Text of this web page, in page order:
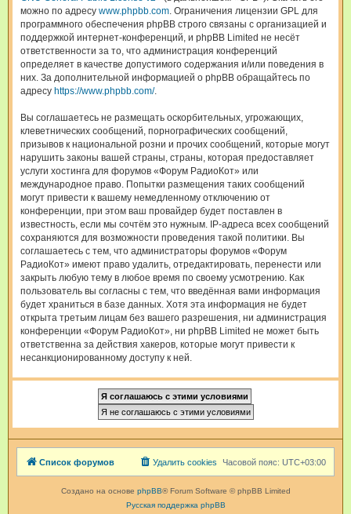
можно по адресу www.phpbb.com. Ограничения лицензии GPL для
программного обеспечения phpBB строго связаны с организацией и
поддержкой интернет-конференций, и phpBB Limited не несёт
ответственности за то, что администрация конференций
определяет в качестве допустимого содержания и/или поведения в
них. За дополнительной информацией о phpBB обращайтесь по
адресу https://www.phpbb.com/.
Вы соглашаетесь не размещать оскорбительных, угрожающих,
клеветнических сообщений, порнографических сообщений,
призывов к национальной розни и прочих сообщений, которые могут
нарушить законы вашей страны, страны, которая предоставляет
услуги хостинга для форумов «Форум РадиоКот» или
международное право. Попытки размещения таких сообщений
могут привести к вашему немедленному отключению от
конференции, при этом ваш провайдер будет поставлен в
известность, если мы сочтём это нужным. IP-адреса всех сообщений
сохраняются для возможности проведения такой политики. Вы
соглашаетесь с тем, что администраторы форумов «Форум
РадиоКот» имеют право удалить, отредактировать, перенести или
закрыть любую тему в любое время по своему усмотрению. Как
пользователь вы согласны с тем, что введённая вами информация
будет храниться в базе данных. Хотя эта информация не будет
открыта третьим лицам без вашего разрешения, ни администрация
конференции «Форум РадиоКот», ни phpBB Limited не может быть
ответственна за действия хакеров, которые могут привести к
несанкционированному доступу к ней.
Список форумов Часовой пояс: UTC+03:00
Удалить cookies
Создано на основе phpBB® Forum Software © phpBB Limited
Русская поддержка phpBB